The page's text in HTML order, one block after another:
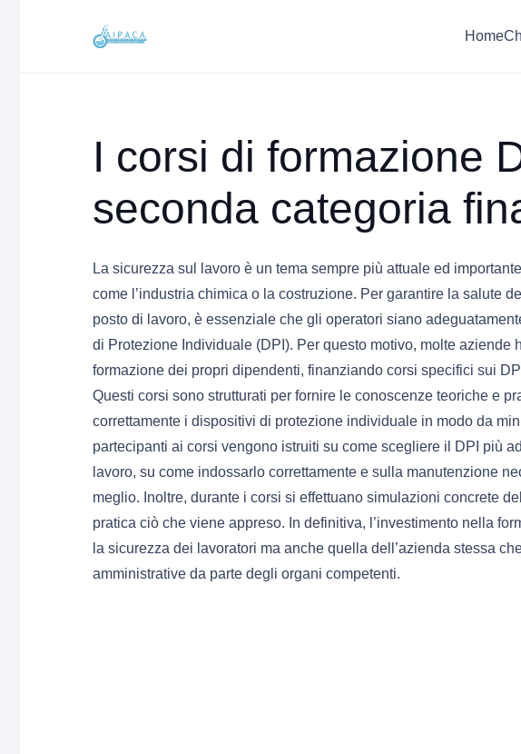
Home
I corsi di formazione
seconda categoria
La sicurezza sul lavoro è un tema sempre più attuale ed
come l’industria chimica o la costruzione. Per garantire la salute
posto di lavoro, è essenziale che gli operatori siano
di Protezione Individuale (DPI). Per questo motivo, molte aziende
formazione dei propri dipendenti, finanziando corsi specifici sui
Questi corsi sono strutturati per fornire le conoscenze teoriche e
correttamente i dispositivi di protezione individuale in modo da
partecipanti ai corsi vengono istruiti su come scegliere il DPI più
lavoro, su come indossarlo correttamente e sulla manutenzione
meglio. Inoltre, durante i corsi si effettuano simulazioni concrete
pratica ciò che viene appreso. In definitiva, l’investimento nella
la sicurezza dei lavoratori ma anche quella dell’azienda stessa
amministrative da parte degli organi competenti.